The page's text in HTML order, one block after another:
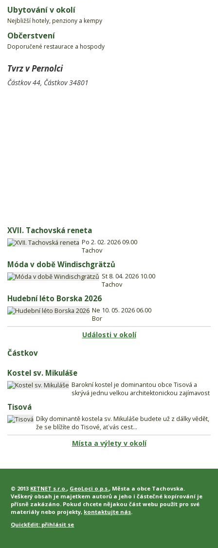
Ubytování v okolí
Nejbližší hotely, penziony a kempy
Občerstvení
Doporučené restaurace a hospody
Tvrz v Pernolci
Částkov 44, Částkov34801
XVII. Tachovská reneta
Po 2. 02. 2026 09.00
Tachov
Móda v době Windischgrätzů
St 8. 04. 2026 10.00
Tachov
Hudební léto Borska 2026
Ne 10. 05. 2026 06.00
Bor
Události v okolí
Částkov
Kostel sv. Mikuláše
Barokní kostel je dominantou obce Tisová a
skrývá jednu velkou architektonickou zajímavost
Tisová
Díky dominantě kostela sv. Mikuláše budete už z dálky vědět,
že se blížíte do Tisové, ať vás cest...
Místa a výlety v okolí
© 2013 KETNET s.r.o., GeoLoci o.p.s., Města a obce Tachovska.
Veškerý obsah je majetkem autorů a jeho i částečné kopírování je
přísně zakázáno. Pokud chcete nějakou část webu použít pro své
materiály nebo projekty, kontaktujte nás.
QuickEdit: přihlásit se